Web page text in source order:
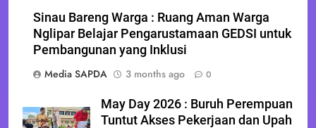
Sinau Bareng Warga : Ruang Aman Warga
Nglipar Belajar Pengarustamaan GEDSI untuk
Pembangunan yang Inklusi
Media SAPDA
3 months ago 0
May Day 2026 : Buruh Perempuan
Tuntut Akses Pekerjaan dan Upah